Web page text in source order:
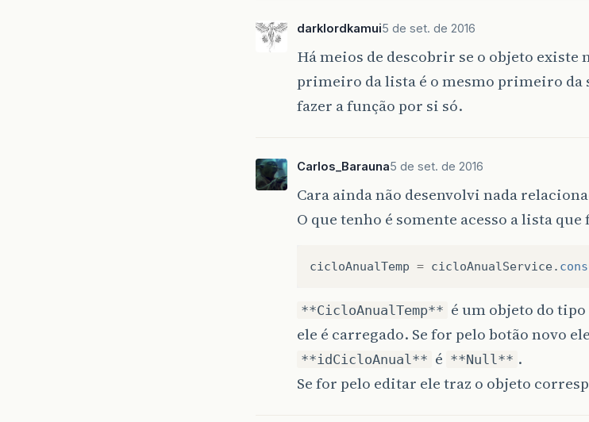
darklordkamui5 de set. de 2016
Há meios de descobrir se o objeto existe
primeiro da lista é o mesmo primeiro da
fazer a função por si só.
Carlos_Barauna5 de set. de 2016
Cara ainda não desenvolvi nada
O que tenho é somente acesso a lista que
cicloAnualTemp = cicloAnualService.
**CicloAnualTemp** é um objeto do tipo
ele é carregado. Se for pelo botão novo
**idCicloAnual** é **Null** .
Se for pelo editar ele traz o objeto